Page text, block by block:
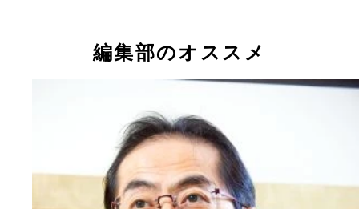
野党の結集を呼びかけた“政界のご意見番”亀井静
編集部のオススメ